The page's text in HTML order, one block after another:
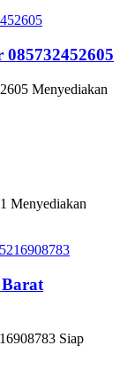
Menyediakan
Menyediakan
Siap